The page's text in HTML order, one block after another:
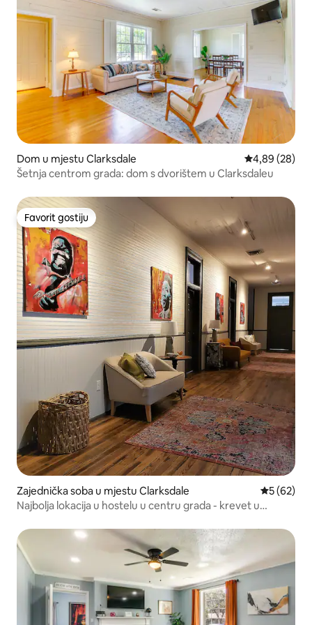
Dom u mjestu Clarksdale Prosječna
4,89 (28)
Šetnja centrom grada: dom s dvorištem u Clarksdaleu
Favorit gostiju
Favorit gostiju
Zajednička soba u mjestu Clarksdale Prosječna
5 (62)
Najbolja lokacija u hostelu u centru grada - krevet u